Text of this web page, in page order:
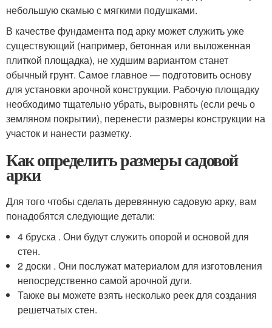
небольшую скамью с мягкими подушками.
В качестве фундамента под арку может служить уже
существующий (например, бетонная или выложенная
плиткой площадка), не худшим вариантом станет
обычный грунт. Самое главное — подготовить основу
для установки арочной конструкции. Рабочую площадку
необходимо тщательно убрать, выровнять (если речь о
земляном покрытии), перенести размеры конструкции на
участок и нанести разметку.
Как определить размеры садовой
арки
Для того чтобы сделать деревянную садовую арку, вам
понадобятся следующие детали:
4 бруска . Они будут служить опорой и основой для
стен.
2 доски . Они послужат материалом для изготовления
непосредственно самой арочной дуги.
Также вы можете взять несколько реек для создания
решетчатых стен.